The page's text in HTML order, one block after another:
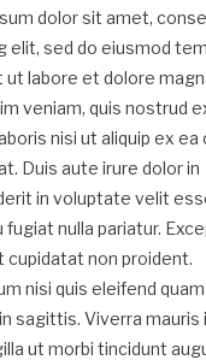
dolor sit amet,
elit, sed do eiusmod
ut labore et dolore
veniam, quis nostrud
nisi ut aliquip ex
Duis aute irure dolor in
in voluptate velit
fugiat nulla pariatur.
cupidatat non proident.
nisi quis eleifend
sagittis. Viverra mauris
ut morbi tincidunt